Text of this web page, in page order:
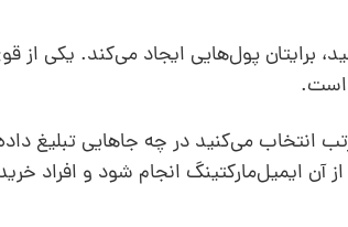
برایتان پول‌هایی ایجاد می‌کند. یکی از
است.
انتخاب می‌کنید در چه جاهایی تبلیغ